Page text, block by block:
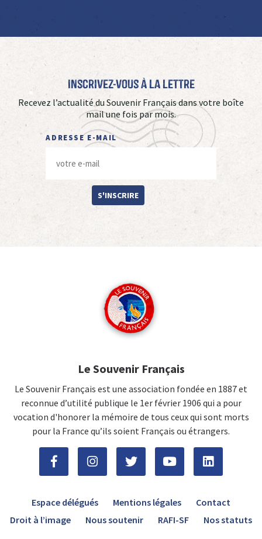
Inscrivez-vous à La Lettre
Recevez l’actualité du Souvenir Français dans votre boîte
mail une fois par mois.
ADRESSE E-MAIL
S'INSCRIRE
Le Souvenir Français
Le Souvenir Français est une association fondée en 1887 et
reconnue d’utilité publique le 1er février 1906 qui a pour
vocation d'honorer la mémoire de tous ceux qui sont morts
pour la France qu’ils soient Français ou étrangers.
Espace délégués Mentions légales
Contact
Droit à l’image
Nous soutenir RAFI-SF Nos statuts